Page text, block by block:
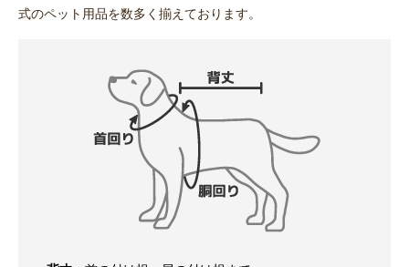
式のペット用品を数多く揃えております。